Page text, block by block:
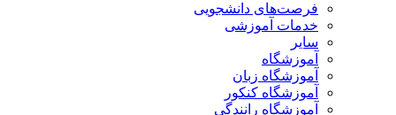
فرصت‌های دانشجویی
خدمات آموزشی
سایر
آموزشگاه
آموزشگاه زبان
آموزشگاه کنکور
آموزشگاه رانندگی